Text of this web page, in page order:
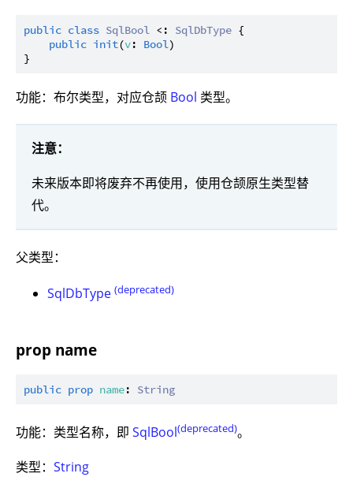
public class SqlBool <: SqlDbType {
public init(v: Bool)
功能：布尔类型，对应仓颉 Bool 类型。
注意：
未来版本即将废弃不再使用，使用仓颉原生类型替
代。
父类型：
SqlDbType (deprecated)
prop name
public prop name: String
功能：类型名称，即 SqlBool(deprecated)。
类型： String